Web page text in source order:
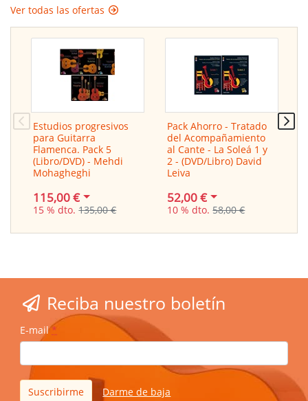
Ver todas las ofertas
Estudios progresivos
para Guitarra
Flamenca. Pack 5
(Libro/DVD) - Mehdi
Mohagheghi
115,00 €
15 % dto. 135,00 €
Pack Ahorro - Tratado
del Acompañamiento
al Cante - La Soleá 1 y
2 - (DVD/Libro) David
Leiva
52,00 €
10 % dto. 58,00 €
Reciba nuestro boletín
E-mail *
Suscribirme Darme de baja